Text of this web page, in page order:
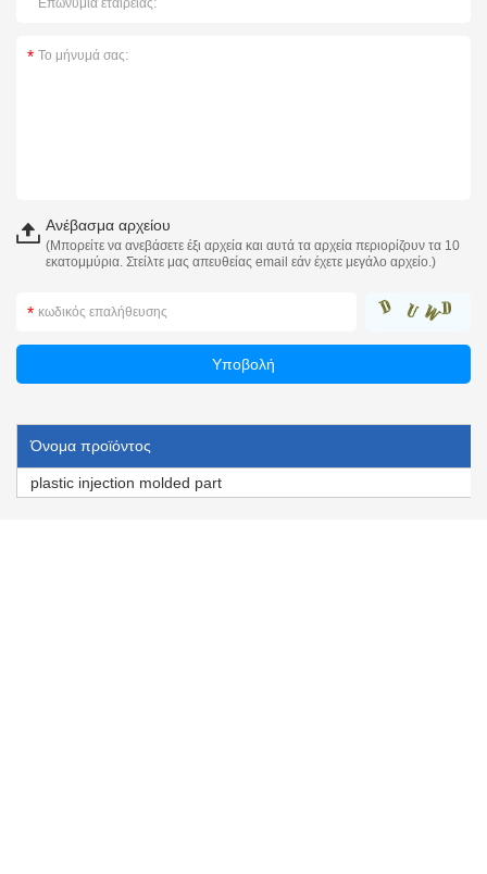
Ανέβασμα αρχείου
(Μπορείτε να ανεβάσετε έξι αρχεία και αυτά τα αρχεία περιορίζουν τα 10
εκατομμύρια. Στείλτε μας απευθείας email εάν έχετε μεγάλο αρχείο.)
Όνομα προϊόντος
plastic injection molded part